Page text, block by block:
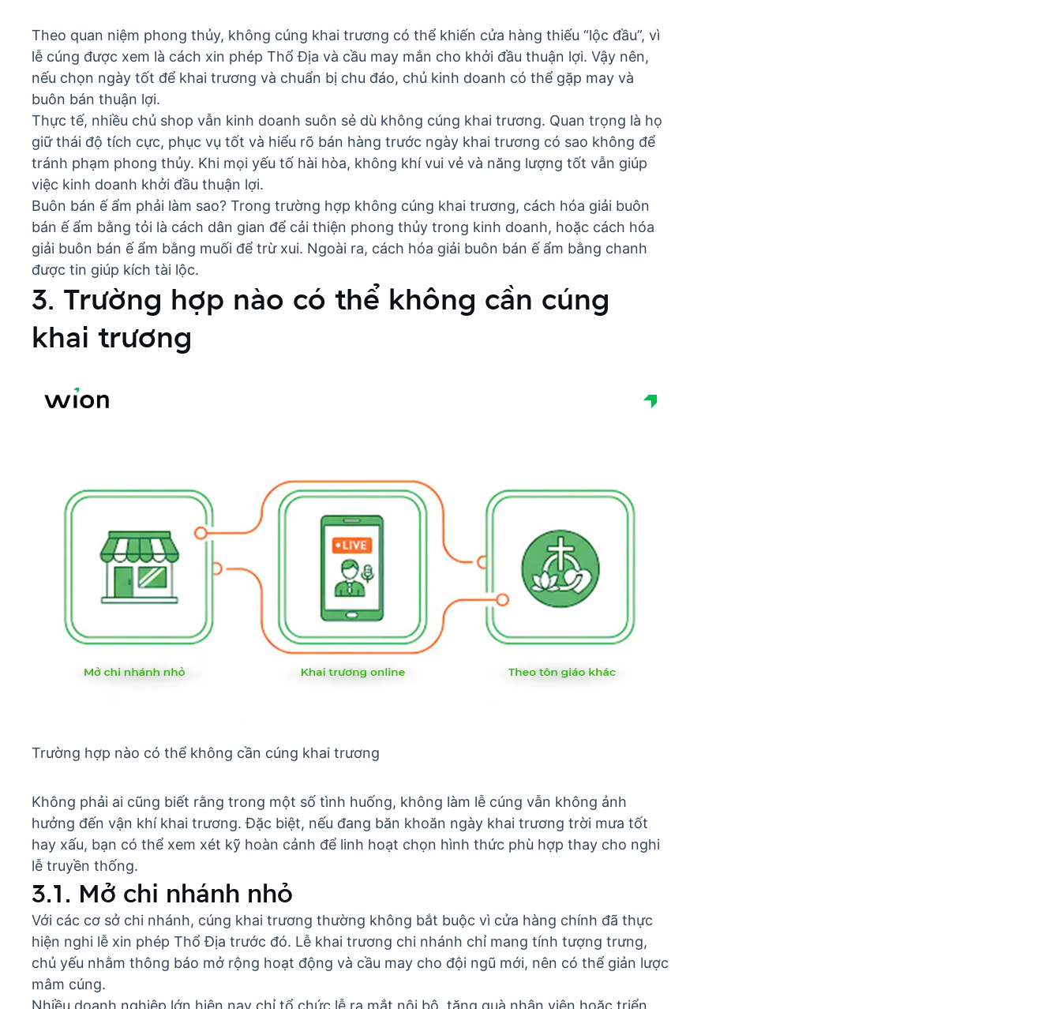
Theo quan niệm phong thủy, không cúng khai trương có thể khiến cửa hàng thiếu “lộc đầu”, vì
lễ cúng được xem là cách xin phép Thổ Địa và cầu may mắn cho khởi đầu thuận lợi. Vậy nên,
nếu chọn ngày tốt để khai trương và chuẩn bị chu đáo, chủ kinh doanh có thể gặp may và
buôn bán thuận lợi.
Thực tế, nhiều chủ shop vẫn kinh doanh suôn sẻ dù không cúng khai trương. Quan trọng là họ
giữ thái độ tích cực, phục vụ tốt và hiểu rõ bán hàng trước ngày khai trương có sao không để
tránh phạm phong thủy. Khi mọi yếu tố hài hòa, không khí vui vẻ và năng lượng tốt vẫn giúp
việc kinh doanh khởi đầu thuận lợi.
Buôn bán ế ẩm phải làm sao? Trong trường hợp không cúng khai trương, cách hóa giải buôn
bán ế ẩm bằng tỏi là cách dân gian để cải thiện phong thủy trong kinh doanh, hoặc cách hóa
giải buôn bán ế ẩm bằng muối để trừ xui. Ngoài ra, cách hóa giải buôn bán ế ẩm bằng chanh
được tin giúp kích tài lộc.
3. Trường hợp nào có thể không cần cúng
khai trương
Trường hợp nào có thể không cần cúng khai trương
Không phải ai cũng biết rằng trong một số tình huống, không làm lễ cúng vẫn không ảnh
hưởng đến vận khí khai trương. Đặc biệt, nếu đang băn khoăn ngày khai trương trời mưa tốt
hay xấu, bạn có thể xem xét kỹ hoàn cảnh để linh hoạt chọn hình thức phù hợp thay cho nghi
lễ truyền thống.
3.1. Mở chi nhánh nhỏ
Với các cơ sở chi nhánh, cúng khai trương thường không bắt buộc vì cửa hàng chính đã thực
hiện nghi lễ xin phép Thổ Địa trước đó. Lễ khai trương chi nhánh chỉ mang tính tượng trưng,
chủ yếu nhằm thông báo mở rộng hoạt động và cầu may cho đội ngũ mới, nên có thể giản lược
mâm cúng.
Nhiều doanh nghiệp lớn hiện nay chỉ tổ chức lễ ra mắt nội bộ, tặng quà nhân viên hoặc triển